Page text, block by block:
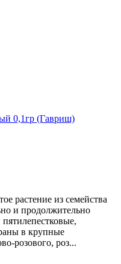
0,1гр (Гавриш)
растение из семейства
и продолжительно
в крупные
розового, роз...